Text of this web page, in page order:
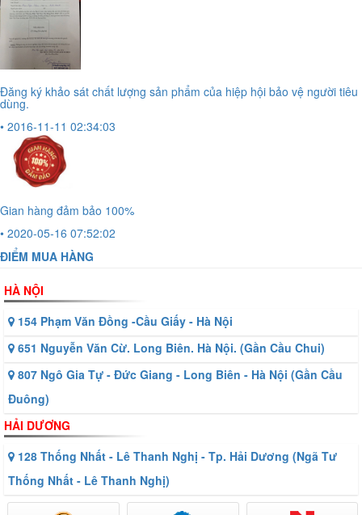
Đăng ký khảo sát chất lượng sản phẩm của hiệp hội bảo vệ người tiêu
dùng.
• 2016-11-11 02:34:03
Gian hàng đảm bảo 100%
• 2020-05-16 07:52:02
ĐIỂM MUA HÀNG
HÀ NỘI
154 Phạm Văn Đồng -Cầu Giấy - Hà Nội
651 Nguyễn Văn Cừ. Long Biên. Hà Nội. (Gần Cầu Chui)
807 Ngô Gia Tự - Đức Giang - Long Biên - Hà Nội (Gần Cầu
Đuông)
HẢI DƯƠNG
128 Thống Nhất - Lê Thanh Nghị - Tp. Hải Dương (Ngã Tư
Thống Nhất - Lê Thanh Nghị)